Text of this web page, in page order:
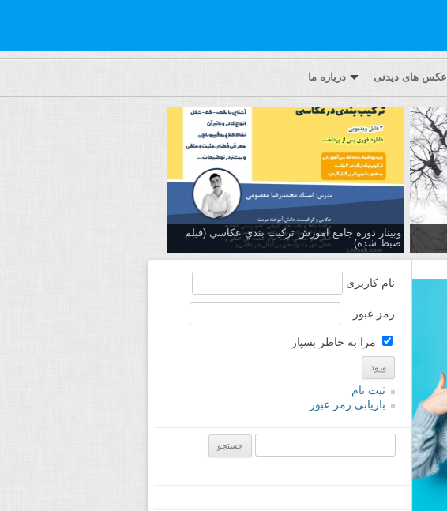
عکس های دیدنی درباره ما
وبینار دوره جامع آموزش تركيب بندي عكاسي (فیلم
ضبط شده)
نام کاربری
رمز عبور
مرا به خاطر بسپار
ثبت نام
بازیابی رمز عبور